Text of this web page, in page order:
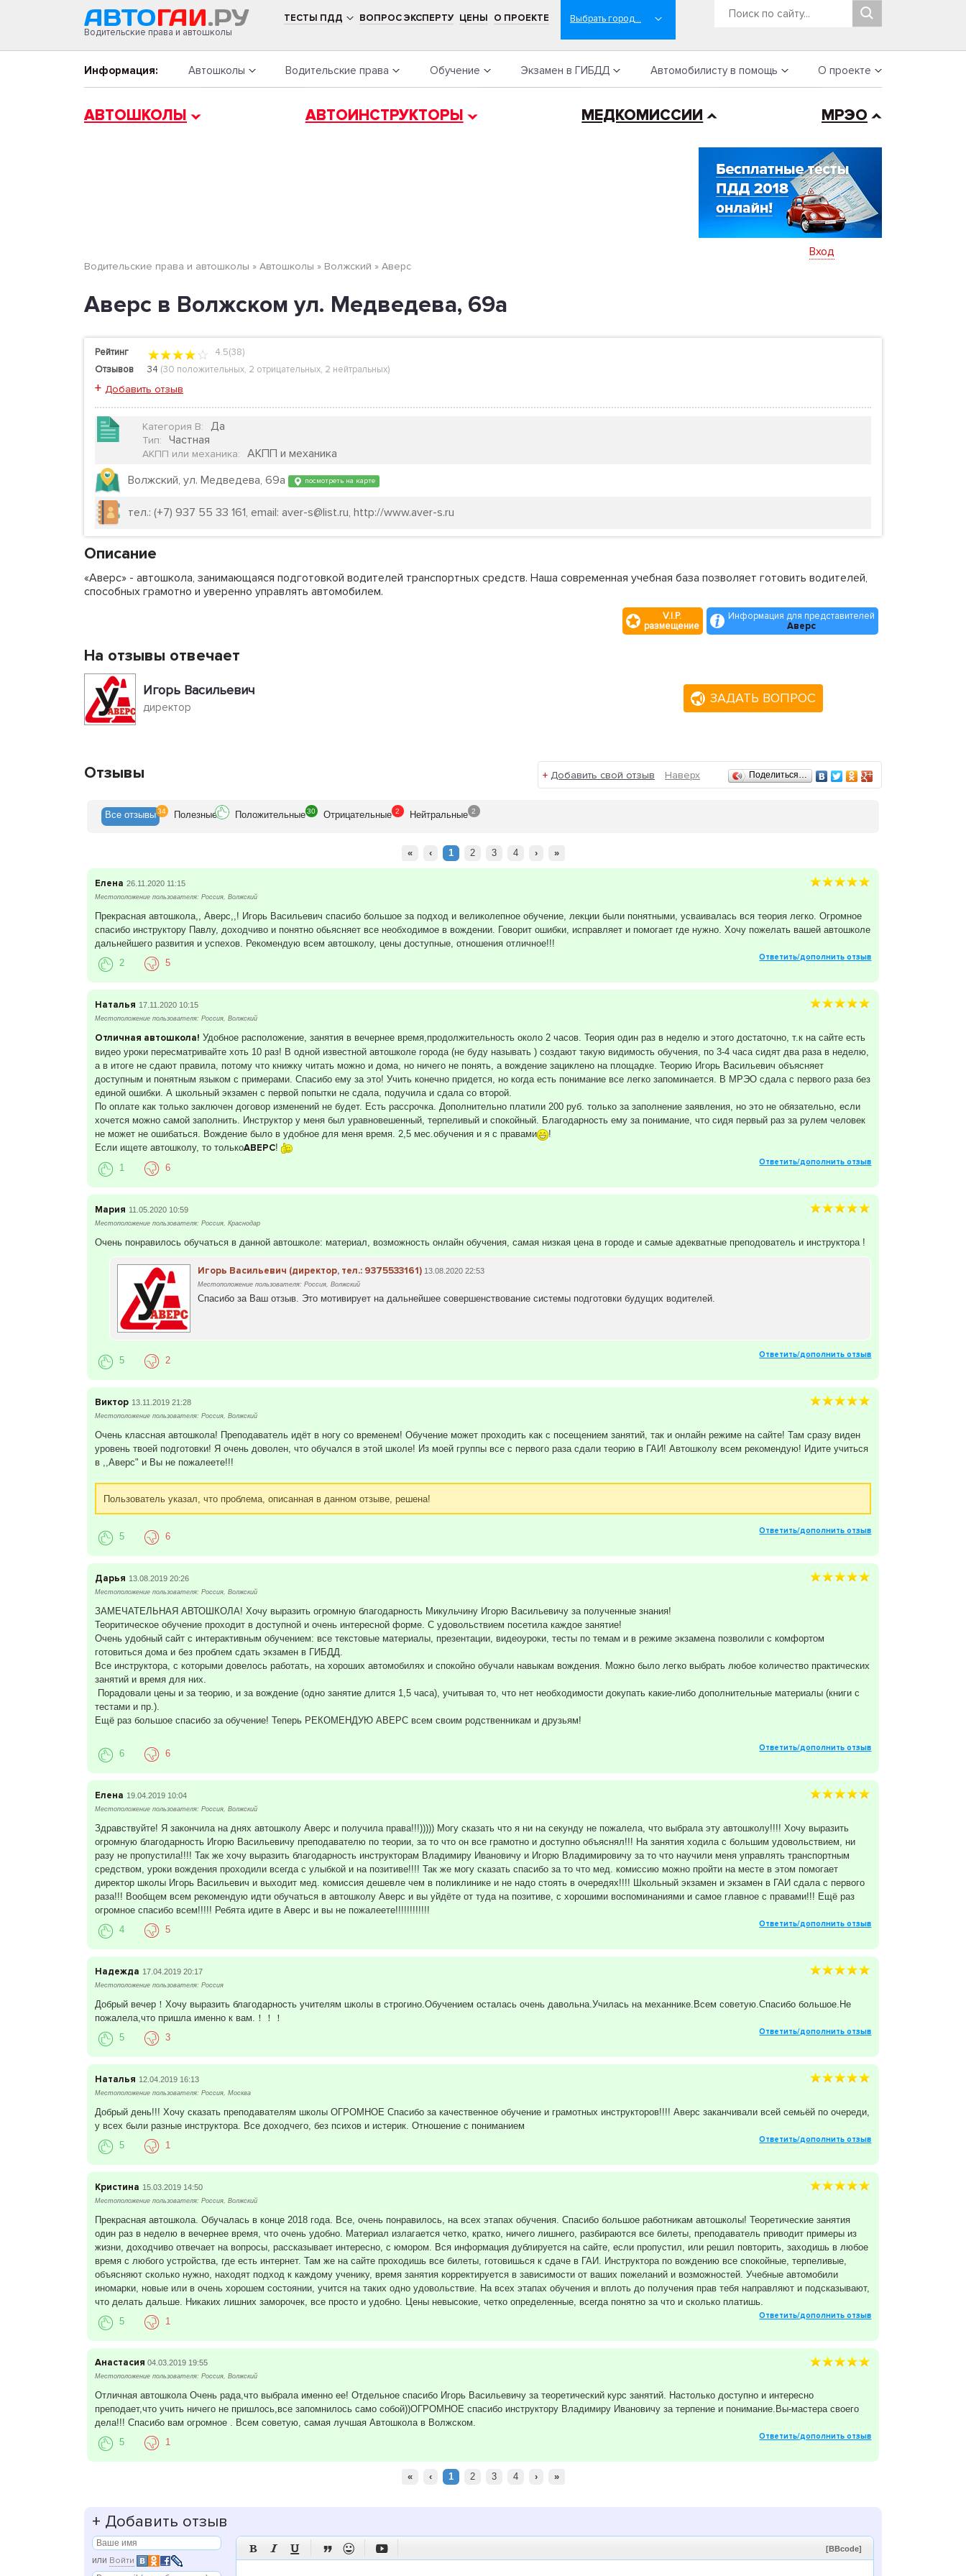
Водительские права и автошколы
ТЕСТЫ ПДД ВОПРОС ЭКСПЕРТУ ЦЕНЫ О ПРОЕКТЕ
Информация: Автошколы Водительские права Обучение Экзамен в ГИБДД Автомобилисту в помощь О проекте
АВТОШКОЛЫ АВТОИНСТРУКТОРЫ МЕДКОМИССИИ МРЭО
Водительские права и автошколы » Автошколы » Волжский » Аверс
Вход
Аверс в Волжском ул. Медведева, 69а
Рейтинг
4.5(38)
Отзывов
34 (30 положительных, 2 отрицательных, 2 нейтральных)
+ Добавить отзыв
Категория B: Да
Тип: Частная
АКПП или механика:
АКПП и механика
Волжский, ул. Медведева, 69а
посмотреть на карте
тел.: (+7) 937 55 33 161, email: aver-s@list.ru, http://www.aver-s.ru
Описание
«Аверс» - автошкола, занимающаяся подготовкой водителей транспортных средств. Наша современная учебная база позволяет готовить водителей,
способных грамотно и уверенно управлять автомобилем.
V.I.P.
размещение
Информация для представителей
Аверс
На отзывы отвечает
Игорь Васильевич
директор
ЗАДАТЬ ВОПРОС
Отзывы + Добавить свой отзыв Наверх Поделиться…
Все отзывы 34 Полезные Положительные 30 Отрицательные 2 Нейтральные 2
« ‹ 1 2 3 4 › »
Елена 26.11.2020 11:15
Местоположение пользователя: Россия, Волжский
Прекрасная автошкола,, Аверс,,! Игорь Васильевич спасибо большое за подход и великолепное обучение, лекции были понятными, усваивалась вся теория легко. Огромное
спасибо инструктору Павлу, доходчиво и понятно обьясняет все необходимое в вождении. Говорит ошибки, исправляет и помогает где нужно. Хочу пожелать вашей автошколе
дальнейшего развития и успехов. Рекомендую всем автошколу, цены доступные, отношения отличное!!!
Ответить/дополнить отзыв
2 5
Наталья 17.11.2020 10:15
Местоположение пользователя: Россия, Волжский
Отличная автошкола! Удобное расположение, занятия в вечернее время,продолжительность около 2 часов. Теория один раз в неделю и этого достаточно, т.к на сайте есть
видео уроки пересматривайте хоть 10 раз! В одной известной автошколе города (не буду называть ) создают такую видимость обучения, по 3-4 часа сидят два раза в неделю,
а в итоге не сдают правила, потому что книжку читать можно и дома, но ничего не понять, а вождение зациклено на площадке. Теорию Игорь Васильевич объясняет
доступным и понятным языком с примерами. Спасибо ему за это! Учить конечно придется, но когда есть понимание все легко запоминается. В МРЭО сдала с первого раза без
единой ошибки. А школьный экзамен с первой попытки не сдала, подучила и сдала со второй.
По оплате как только заключен договор изменений не будет. Есть рассрочка. Дополнительно платили 200 руб. только за заполнение заявления, но это не обязательно, если
хочется можно самой заполнить. Инструктор у меня был уравновешенный, терпеливый и спокойный. Благодарность ему за понимание, что сидя первый раз за рулем человек
не может не ошибаться. Вождение было в удобное для меня время. 2,5 мес.обучения и я с правами
!
Если ищете автошколу, то толькоАВЕРС!
Ответить/дополнить отзыв
1 6
Мария 11.05.2020 10:59
Местоположение пользователя: Россия, Краснодар
Очень понравилось обучаться в данной автошколе: материал, возможность онлайн обучения, самая низкая цена в городе и самые адекватные преподователь и инструктора !
Игорь Васильевич (директор, тел.: 9375533161) 13.08.2020 22:53
Местоположение пользователя: Россия, Волжский
Спасибо за Ваш отзыв. Это мотивирует на дальнейшее совершенствование системы подготовки будущих водителей.
Ответить/дополнить отзыв
5 2
Виктор 13.11.2019 21:28
Местоположение пользователя: Россия, Волжский
Очень классная автошкола! Преподаватель идёт в ногу со временем! Обучение может проходить как с посещением занятий, так и онлайн режиме на сайте! Там сразу виден
уровень твоей подготовки! Я очень доволен, что обучался в этой школе! Из моей группы все с первого раза сдали теорию в ГАИ! Автошколу всем рекомендую! Идите учиться
в ,,Аверс" и Вы не пожалеете!!!
Пользователь указал, что проблема, описанная в данном отзыве, решена!
Ответить/дополнить отзыв
5 6
Дарья 13.08.2019 20:26
Местоположение пользователя: Россия, Волжский
ЗАМЕЧАТЕЛЬНАЯ АВТОШКОЛА! Хочу выразить огромную благодарность Микульчину Игорю Васильевичу за полученные знания!
Теоритическое обучение проходит в доступной и очень интересной форме. С удовольствием посетила каждое занятие!
Очень удобный сайт с интерактивным обучением: все текстовые материалы, презентации, видеоуроки, тесты по темам и в режиме экзамена позволили с комфортом
готовиться дома и без проблем сдать экзамен в ГИБДД.
Все инструктора, с которыми довелось работать, на хороших автомобилях и спокойно обучали навыкам вождения. Можно было легко выбрать любое количество практических
занятий и время для них.
Порадовали цены и за теорию, и за вождение (одно занятие длится 1,5 часа), учитывая то, что нет необходимости докупать какие-либо дополнительные материалы (книги с
тестами и пр.).
Ещё раз большое спасибо за обучение! Теперь РЕКОМЕНДУЮ АВЕРС всем своим родственникам и друзьям!
Ответить/дополнить отзыв
6 6
Елена 19.04.2019 10:04
Местоположение пользователя: Россия, Волжский
Здравствуйте! Я закончила на днях автошколу Аверс и получила права!!!))))) Могу сказать что я ни на секунду не пожалела, что выбрала эту автошколу!!!! Хочу выразить
огромную благодарность Игорю Васильевичу преподавателю по теории, за то что он все грамотно и доступно объяснял!!! На занятия ходила с большим удовольствием, ни
разу не пропустила!!!! Так же хочу выразить благодарность инструкторам Владимиру Ивановичу и Игорю Владимировичу за то что научили меня управлять транспортным
средством, уроки вождения проходили всегда с улыбкой и на позитиве!!!! Так же могу сказать спасибо за то что мед. комиссию можно пройти на месте в этом помогает
директор школы Игорь Васильевич и выходит мед. комиссия дешевле чем в поликлинике и не надо стоять в очередях!!!! Школьный экзамен и экзамен в ГАИ сдала с первого
раза!!! Вообщем всем рекомендую идти обучаться в автошколу Аверс и вы уйдёте от туда на позитиве, с хорошими воспоминаниями и самое главное с правами!!! Ещё раз
огромное спасибо всем!!!!! Ребята идите в Аверс и вы не пожалеете!!!!!!!!!!!!
Ответить/дополнить отзыв
4 5
Надежда 17.04.2019 20:17
Местоположение пользователя: Россия
Добрый вечер！Хочу выразить благодарность учителям школы в строгино.Обучением осталась очень давольна.Училась на механнике.Всем советую.Спасибо большое.Не
пожалела,что пришла именно к вам.！！！
Ответить/дополнить отзыв
5 3
Наталья 12.04.2019 16:13
Местоположение пользователя: Россия, Москва
Добрый день!!! Хочу сказать преподавателям школы ОГРОМНОЕ Спасибо за качественное обучение и грамотных инструкторов!!!! Аверс заканчивали всей семьёй по очереди,
у всех были разные инструктора. Все доходчего, без психов и истерик. Отношение с пониманием
Ответить/дополнить отзыв
5 1
Кристина 15.03.2019 14:50
Местоположение пользователя: Россия, Волжский
Прекрасная автошкола. Обучалась в конце 2018 года. Все, очень понравилось, на всех этапах обучения. Спасибо большое работникам автошколы! Теоретические занятия
один раз в неделю в вечернее время, что очень удобно. Материал излагается четко, кратко, ничего лишнего, разбираются все билеты, преподаватель приводит примеры из
жизни, доходчиво отвечает на вопросы, рассказывает интересно, с юмором. Вся информация дублируется на сайте, если пропустил, или решил повторить, заходишь в любое
время с любого устройства, где есть интернет. Там же на сайте проходишь все билеты, готовишься к сдаче в ГАИ. Инструктора по вождению все спокойные, терпеливые,
объясняют сколько нужно, находят подход к каждому ученику, время занятия корректируется в зависимости от ваших пожеланий и возможностей. Учебные автомобили
иномарки, новые или в очень хорошем состоянии, учится на таких одно удовольствие. На всех этапах обучения и вплоть до получения прав тебя направляют и подсказывают,
что делать дальше. Никаких лишних заморочек, все просто и удобно. Цены невысокие, четко определенные, всегда понятно за что и сколько платишь.
Ответить/дополнить отзыв
5 1
Анастасия 04.03.2019 19:55
Местоположение пользователя: Россия, Волжский
Отличная автошкола Очень рада,что выбрала именно ее! Отдельное спасибо Игорь Васильевичу за теоретический курс занятий. Настолько доступно и интересно
преподает,что учить ничего не пришлось,все запомнилось само собой))ОГРОМНОЕ спасибо инструктору Владимиру Ивановичу за терпение и понимание.Вы-мастера своего
дела!!! Спасибо вам огромное . Всем советую, самая лучшая Автошкола в Волжском.
Ответить/дополнить отзыв
5 1
« ‹ 1 2 3 4 › »
+ Добавить отзыв
или Войти
      [BBcode]